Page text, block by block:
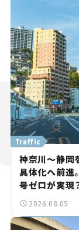
Traffic
神奈川～静岡
具体化へ前進
号ゼロが実現
2026.08.05